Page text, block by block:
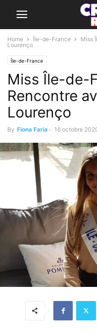
Home Île-de-France
Miss
Lourenço
Île-de-France
Miss Île-de-
Rencontre
Lourenço
By Fiona Faria - 16 octobre